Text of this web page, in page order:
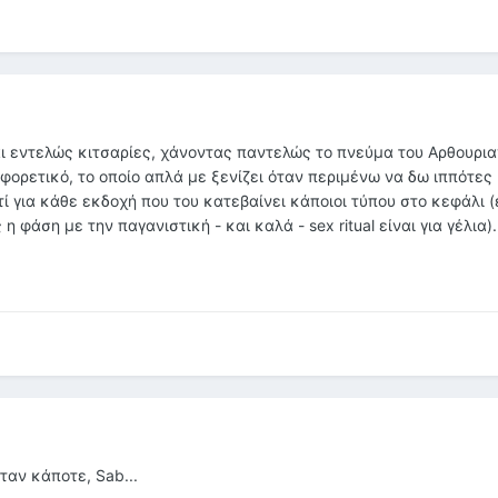
εντελώς κιτσαρίες, χάνοντας παντελώς το πνεύμα του
το οποίο απλά με ξενίζει όταν περιμένω να δω ιππότες
για κάθε εκδοχή που του κατεβαίνει κάποιοι τύπου στο κεφάλι
φάση με την παγανιστική - και καλά - sex ritual είναι για γέλια).
κάποτε, Sab...